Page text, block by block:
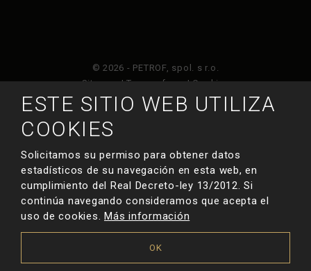
© 2026 - PETROF, spol. s r.o.
Sitemap|Terms of use|Cookies
y está sujeto a la política de privacidad de
HECHO POR
ESTE SITIO WEB UTILIZA
COOKIES
Solicitamos su permiso para obtener datos
estadísticos de su navegación en esta web, en
cumplimiento del Real Decreto-ley 13/2012. Si
continúa navegando consideramos que acepta el
uso de cookies. Más información
OK